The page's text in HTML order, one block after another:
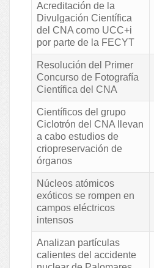
Acreditación de la
Divulgación Científica
del CNA como UCC+i
por parte de la FECYT
Resolución del Primer
Concurso de Fotografía
Científica del CNA
Científicos del grupo
Ciclotrón del CNA llevan
a cabo estudios de
criopreservación de
órganos
Núcleos atómicos
exóticos se rompen en
campos eléctricos
intensos
Analizan partículas
calientes del accidente